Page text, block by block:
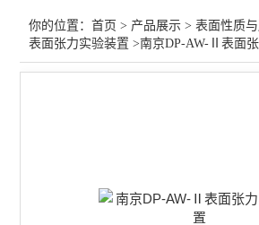
多孔材料比表面积的测定
表面张力实验装置
你的位置：首页 > 产品展示 >表面性质
表面张力实验装置 >南京DP-AW-Ⅱ表面